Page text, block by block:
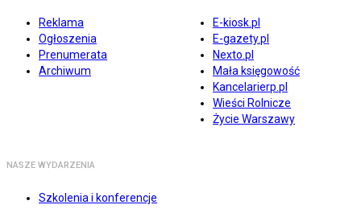
Reklama
Ogłoszenia
Prenumerata
Archiwum
E-kiosk.pl
E-gazety.pl
Nexto.pl
Mała księgowość
Kancelarierp.pl
Wieści Rolnicze
Życie Warszawy
NASZE WYDARZENIA
Szkolenia i konferencje